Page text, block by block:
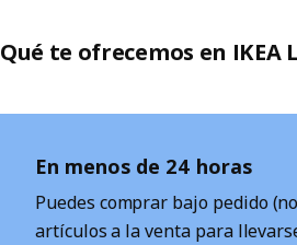
Qué te ofrecemos en IKEA
En menos de 24 horas
Puedes comprar bajo pedido
artículos a la venta para